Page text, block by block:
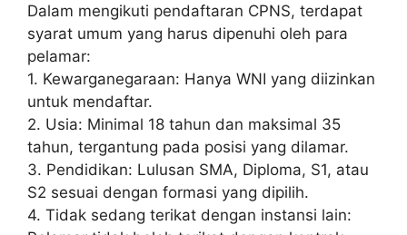
Dalam mengikuti pendaftaran CPNS, terdapat
syarat umum yang harus dipenuhi oleh para
pelamar:
1. Kewarganegaraan: Hanya WNI yang diizinkan
untuk mendaftar.
2. Usia: Minimal 18 tahun dan maksimal 35
tahun, tergantung pada posisi yang dilamar.
3. Pendidikan: Lulusan SMA, Diploma, S1, atau
S2 sesuai dengan formasi yang dipilih.
4. Tidak sedang terikat dengan instansi lain: